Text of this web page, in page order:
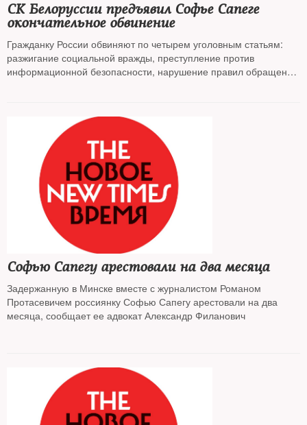
СК Белоруссии предъявил Софье Сапеге
окончательное обвинение
Гражданку России обвиняют по четырем уголовным статьям:
разжигание социальной вражды, преступление против
информационной безопасности, нарушение правил обращения
Софью Сапегу арестовали на два месяца
Задержанную в Минске вместе с журналистом Романом
Протасевичем россиянку Софью Сапегу арестовали на два
месяца, сообщает ее адвокат Александр Филанович